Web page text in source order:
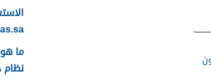
نظام